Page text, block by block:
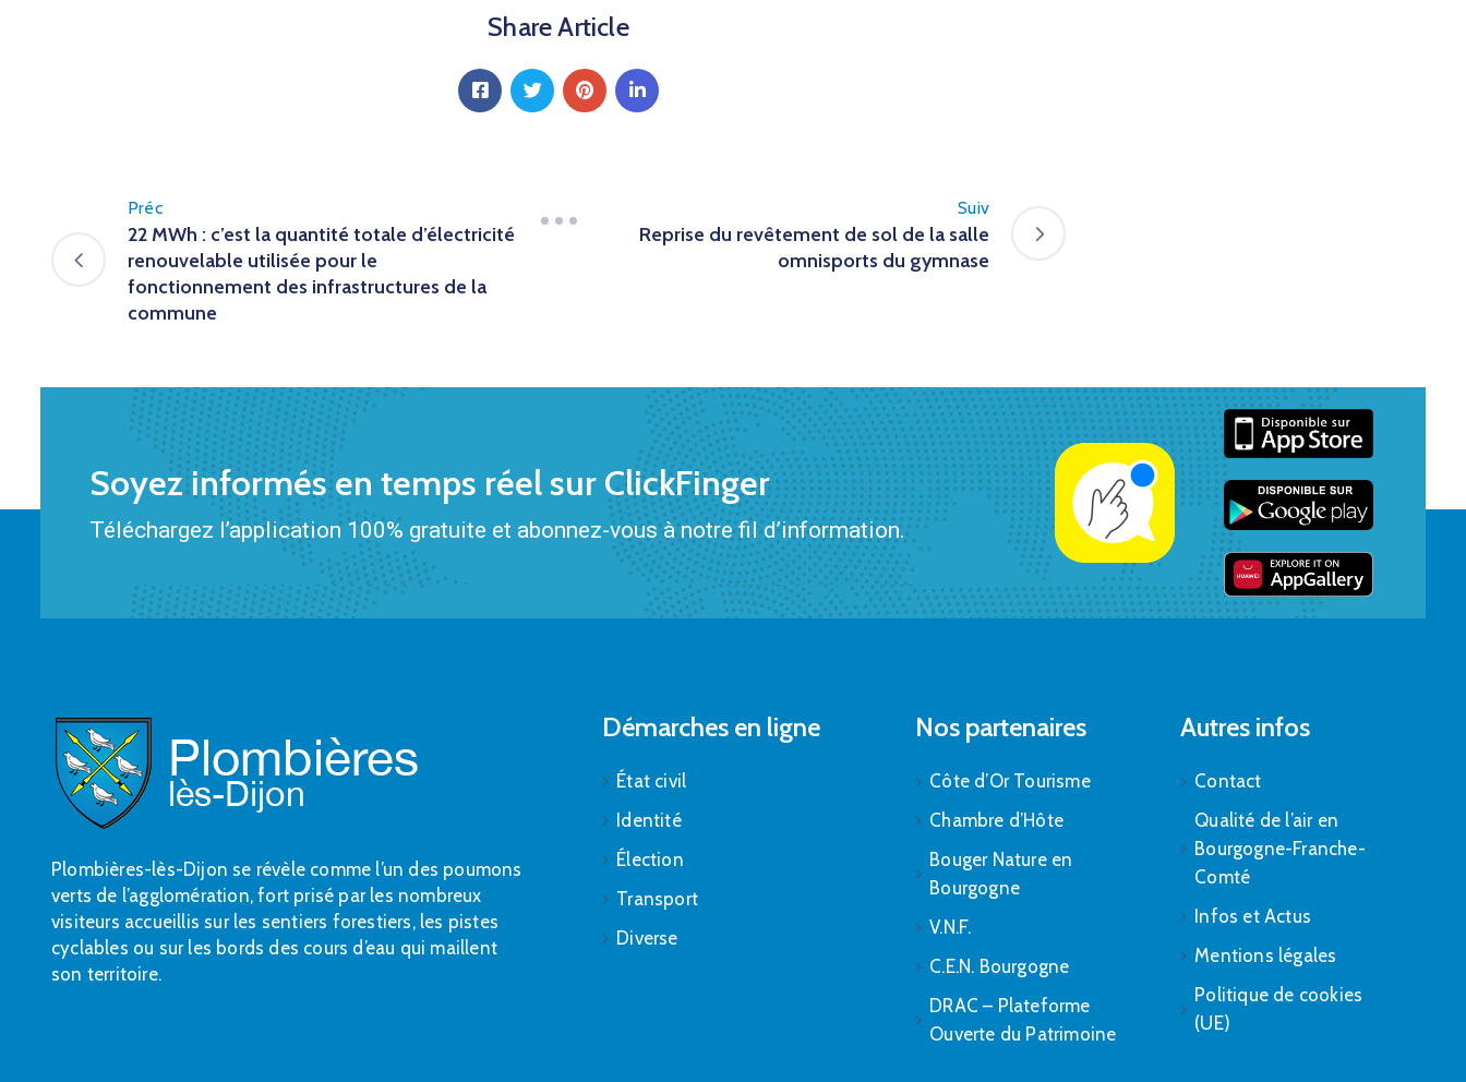
Share Article
Préc
22 MWh : c’est la quantité totale d’électricité
renouvelable utilisée pour le
fonctionnement des infrastructures de la
commune
Suiv
Reprise du revêtement de sol de la salle
omnisports du gymnase
Soyez informés en temps réel sur ClickFinger
Téléchargez l’application 100% gratuite et abonnez-vous à notre fil d’information.
Plombières-lès-Dijon se révèle comme l’un des poumons
verts de l’agglomération, fort prisé par les nombreux
visiteurs accueillis sur les sentiers forestiers, les pistes
cyclables ou sur les bords des cours d’eau qui maillent
son territoire.
Démarches en ligne
État civil
Identité
Élection
Transport
Diverse
Nos partenaires
Côte d’Or Tourisme
Chambre d’Hôte
Bouger Nature en
Bourgogne
V.N.F.
C.E.N. Bourgogne
DRAC – Plateforme
Ouverte du Patrimoine
Autres infos
Contact
Qualité de l’air en
Bourgogne-Franche-
Comté
Infos et Actus
Mentions légales
Politique de cookies
(UE)